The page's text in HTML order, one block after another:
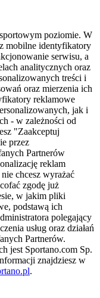
poziomie. W
mobilne identyfikatory
serwisu, a
analitycznych oraz
treści i
oraz mierzenia ich
reklamowe
jak i
- w zależności od
"Zaakceptuj
przez
Partnerów
reklam
chcesz wyrażać
zgodę już
w jakim pliki
podstawą ich
polegający
usług oraz działań
Partnerów.
jest Sportano.com Sp.
znajdziesz w
.